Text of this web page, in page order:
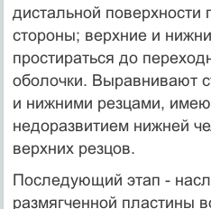
дистальной
стороны; верхние и
простираться до
оболочки. Выравнивают
и нижними резцами,
недоразвитием нижней
верхних резцов.
Последующий этап -
размягченной пластины